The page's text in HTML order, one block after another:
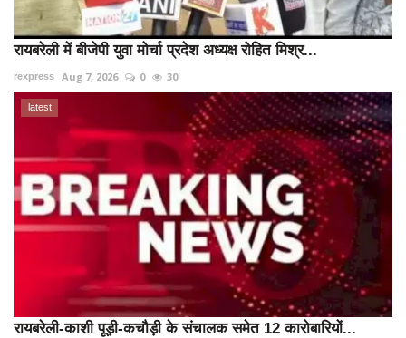
रायबरेली में बीजेपी युवा मोर्चा प्रदेश अध्यक्ष रोहित मिश्र...
rexpress Aug 7, 2026 0 30
latest
रायबरेली-काशी पूड़ी-कचौड़ी के संचालक समेत 12 कारोबारियों...